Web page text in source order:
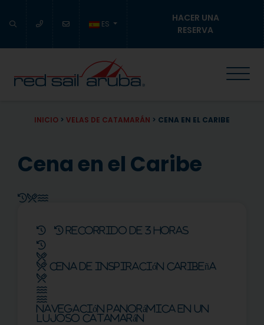
ES
HACER UNA
RESERVA
INICIO > VELAS DE CATAMARÁN > CENA EN EL CARIBE
Cena en el Caribe
Recorrido de 3 horas
Cena de inspiración caribeña
Navegación panorámica en un
lujoso catamarán